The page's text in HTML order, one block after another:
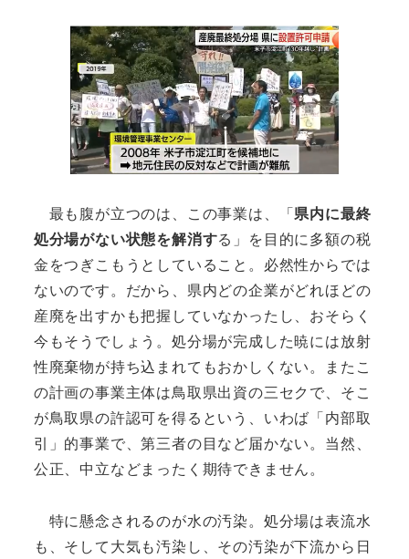
最も腹が立つのは、この事業は、「県内に最終
処分場がない状態を解消する」を目的に多額の税
金をつぎこもうとしていること。必然性からでは
ないのです。だから、県内どの企業がどれほどの
産廃を出すかも把握していなかったし、おそらく
今もそうでしょう。処分場が完成した暁には放射
性廃棄物が持ち込まれてもおかしくない。またこ
の計画の事業主体は鳥取県出資の三セクで、そこ
が鳥取県の許認可を得るという、いわば「内部取
引」的事業で、第三者の目など届かない。当然、
公正、中立などまったく期待できません。
特に懸念されるのが水の汚染。処分場は表流水
も、そして大気も汚染し、その汚染が下流から日